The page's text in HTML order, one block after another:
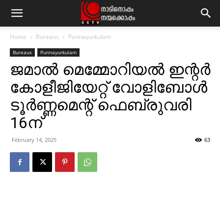
Home Bureaus Punnayurkulam
Bureaus Punnayurkulam
ജമാല്‍ മെമ്മോറിയല്‍ ഇന്റര്‍
കോളീജിയേറ്റ് വോളിബോള്‍
ടൂര്‍ണ്ണമെന്റ് ഫെബ്രുവരി
16ന്
February 14, 2025 63